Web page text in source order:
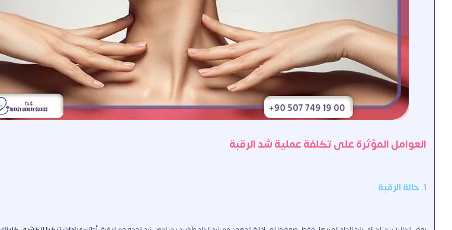
العوامل المؤثرة على تكلفة عملية شد الرقبة
1. حالة الرقبة